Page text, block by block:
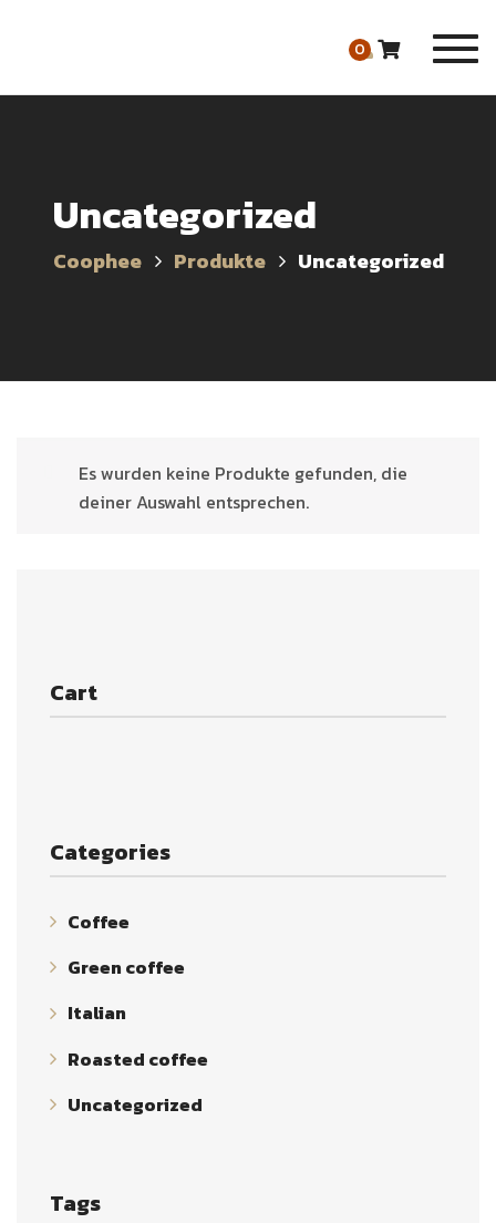
0
Uncategorized
Coophee Produkte Uncategorized
Es wurden keine Produkte gefunden, die
deiner Auswahl entsprechen.
Cart
Categories
Coffee
Green coffee
Italian
Roasted coffee
Uncategorized
Tags